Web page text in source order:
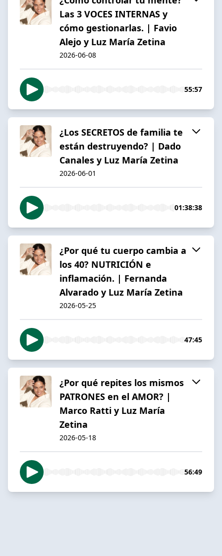
Las 3 VOCES INTERNAS y
cómo gestionarlas. | Favio
Alejo y Luz María Zetina
2026-06-08
55:57
¿Los SECRETOS de familia te
están destruyendo? | Dado
Canales y Luz María Zetina
2026-06-01
01:38:38
¿Por qué tu cuerpo cambia a
los 40? NUTRICIÓN e
inflamación. | Fernanda
Alvarado y Luz María Zetina
2026-05-25
47:45
¿Por qué repites los mismos
PATRONES en el AMOR? |
Marco Ratti y Luz María
Zetina
2026-05-18
56:49